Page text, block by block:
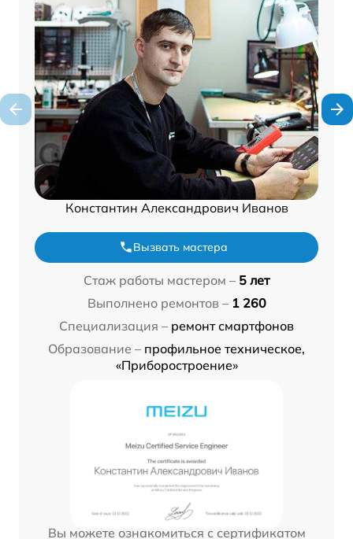
Константин Александрович Иванов
Вызвать мастера
Стаж работы мастером – 5 лет
Выполнено ремонтов – 1 260
Специализация – ремонт смартфонов
Образование – профильное техническое,
«Приборостроение»
Вы можете ознакомиться с сертификатом